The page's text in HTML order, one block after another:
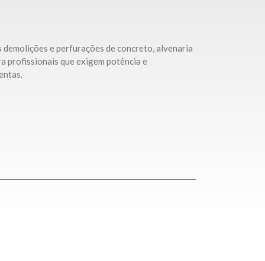
e perfurações de concreto, alvenaria
profissionais que exigem potência e